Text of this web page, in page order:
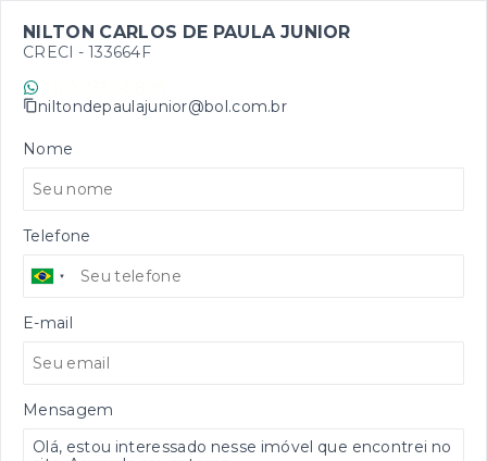
NILTON CARLOS DE PAULA JUNIOR
CRECI - 133664F
niltondepaulajunior@bol.com.br
Nome
Telefone
E-mail
Mensagem